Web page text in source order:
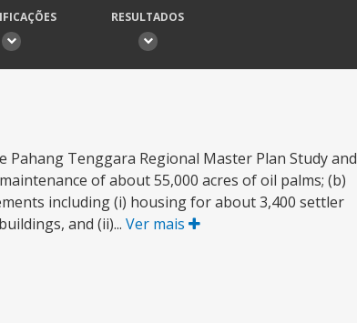
RESULTADOS
Tenggara Regional Master Plan Study and
of about 55,000 acres of oil palms; (b)
including (i) housing for about 3,400 settler
and (ii)... Ver mais